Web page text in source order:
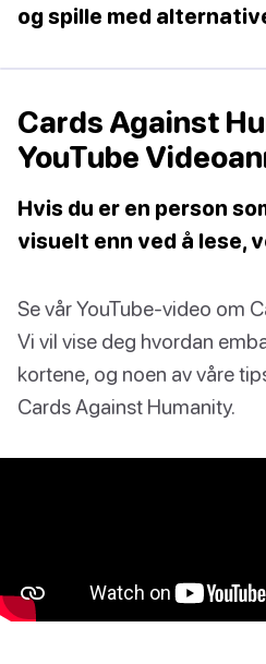
og spille med
Cards Against
YouTube
Hvis du er en person
visuelt enn ved å lese,
Se vår YouTube-video om
Vi vil vise deg hvordan
kortene, og noen av våre
Cards Against Humanity.